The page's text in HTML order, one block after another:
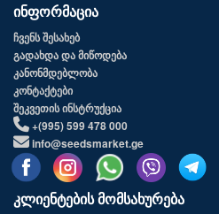
ინფორმაცია
ჩვენს შესახებ
გადახდა და მიწოდება
კანონმდებლობა
კონტაქტები
შეკვეთის ინსტრუქცია
+(995) 599 478 000
info@seedsmarket.ge
კლიენტების მომსახურება